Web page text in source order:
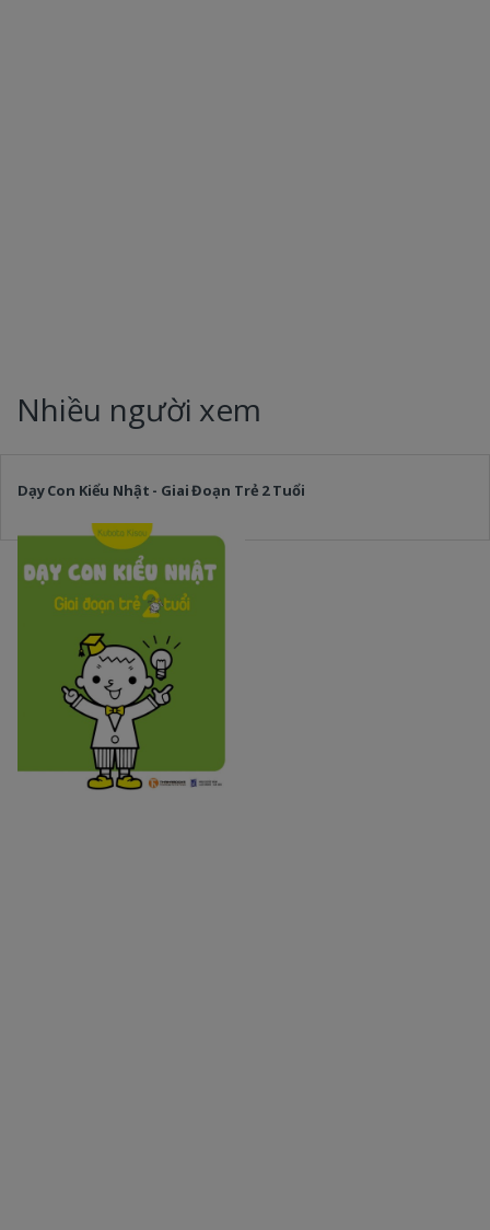
Nhiều người xem
Dạy Con Kiểu Nhật - Giai Đoạn Trẻ 2 Tuổi